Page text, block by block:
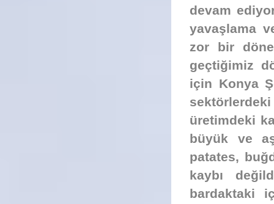
devam
yavaşlama
zor bir
geçtiğimiz
için Konya
üretimdeki
büyük ve
patates,
kaybı
bardaktaki